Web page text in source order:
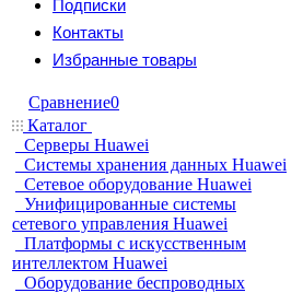
Подписки
Контакты
Избранные товары
Сравнение0
Каталог
Серверы Huawei
Системы хранения данных Huawei
Сетевое оборудование Huawei
Унифицированные системы
сетевого управления Huawei
Платформы с искусственным
интеллектом Huawei
Оборудование беспроводных